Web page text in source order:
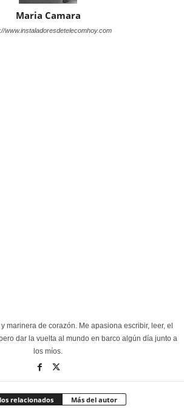
Maria Camara
www.instaladoresdetelecomhoy.com
marinera de corazón. Me apasiona escribir, leer, el
dar la vuelta al mundo en barco algún día junto a
los míos.
relacionados Más del autor